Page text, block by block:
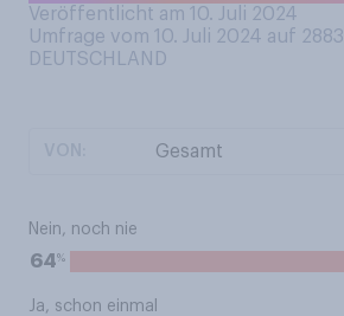
Veröffentlicht am 10. Juli 2024
Umfrage vom 10. Juli 2024 auf 2883
DEUTSCHLAND
Nein, noch nie
64%
Ja, schon einmal